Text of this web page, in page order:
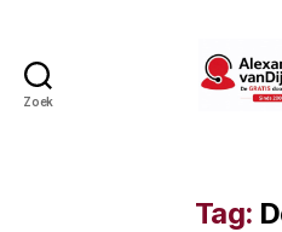
Zoek
Tag: